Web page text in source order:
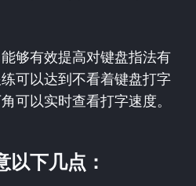
够有效提高对键盘指法有
可以达到不看着键盘打字
可以实时查看打字速度。
以下几点：